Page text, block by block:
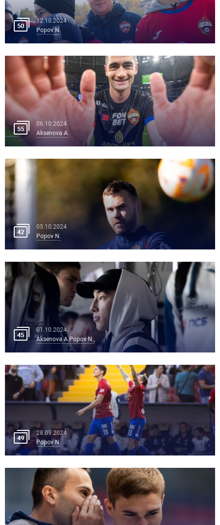
50
12.10.2024
Popov N.
55
06.10.2024
Aksenova A.
42
05.10.2024
Popov N.
45
01.10.2024
Aksenova A.Popov N.,
49
28.09.2024
Popov N.